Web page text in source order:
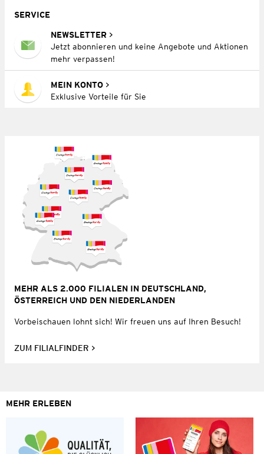
SERVICE
NEWSLETTER
Jetzt abonnieren und keine Angebote und Aktionen
mehr verpassen!
MEIN KONTO
Exklusive Vorteile für Sie
MEHR ALS 2.000 FILIALEN IN DEUTSCHLAND,
ÖSTERREICH UND DEN NIEDERLANDEN
Vorbeischauen lohnt sich! Wir freuen uns auf Ihren Besuch!
ZUM FILIALFINDER
MEHR ERLEBEN